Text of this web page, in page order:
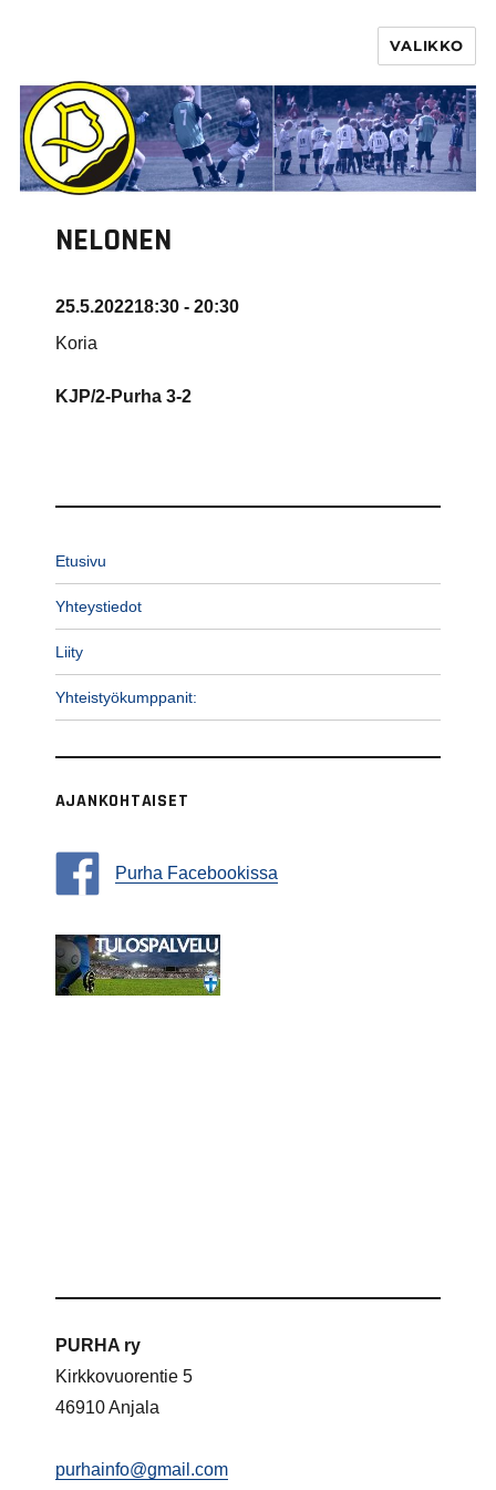
VALIKKO
NELONEN
25.5.202218:30 - 20:30
Koria
KJP/2-Purha 3-2
Etusivu
Yhteystiedot
Liity
Yhteistyökumppanit:
AJANKOHTAISET
Purha Facebookissa
PURHA ry
Kirkkovuorentie 5
46910 Anjala
purhainfo@gmail.com